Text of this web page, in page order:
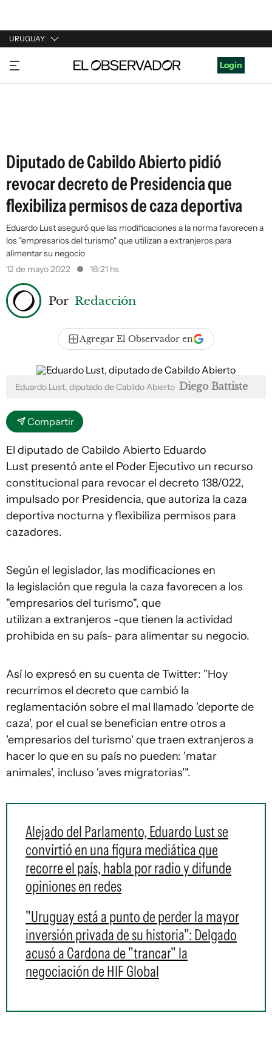
URUGUAY
URUGUAY
ARGENTINA
Login
Diputado de Cabildo Abierto pidió
revocar decreto de Presidencia que
flexibiliza permisos de caza deportiva
Eduardo Lust aseguró que las modificaciones a la norma favorecen a
los "empresarios del turismo" que utilizan a extranjeros para
alimentar su negocio
12 de mayo 2022
16:21 hs
Por Redacción
Agregar El Observador en
Eduardo Lust, diputado de Cabildo Abierto Diego Battiste
Compartir
El diputado de Cabildo Abierto Eduardo
Lust presentó ante el Poder Ejecutivo un recurso
constitucional para revocar el decreto 138/022,
impulsado por Presidencia, que autoriza la caza
deportiva nocturna y flexibiliza permisos para
cazadores.
Según el legislador, las modificaciones en
la legislación que regula la caza favorecen a los
"empresarios del turismo", que
utilizan a extranjeros -que tienen la actividad
prohibida en su país- para alimentar su negocio.
Así lo expresó en su cuenta de Twitter: "Hoy
recurrimos el decreto que cambió la
reglamentación sobre el mal llamado 'deporte de
caza', por el cual se benefician entre otros a
'empresarios del turismo' que traen extranjeros a
hacer lo que en su país no pueden: 'matar
animales', incluso 'aves migratorias'".
Alejado del Parlamento, Eduardo Lust se
convirtió en una figura mediática que
recorre el país, habla por radio y difunde
opiniones en redes
"Uruguay está a punto de perder la mayor
inversión privada de su historia": Delgado
acusó a Cardona de "trancar" la
negociación de HIF Global